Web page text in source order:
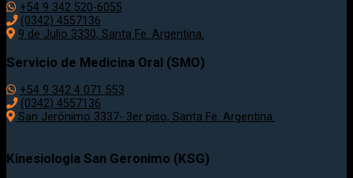
+54 9 342 520-6055
(0342) 4557136
9 de Julio 3330, Santa Fe. Argentina.
Servicio de Medicina Oral (SMO)
+54 9 342 4 071 553
(0342) 4557136
San Jerónimo 3337- 3er piso, Santa Fe. Argentina.
Kinesiologia San Geronimo (KSG)